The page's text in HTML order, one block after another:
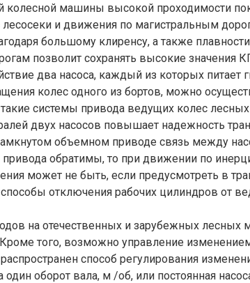
машины высокой проходимости
и движения по магистральным
большому клиренсу, а также
позволит сохранять высокие значения
два насоса, каждый из которых
колес одного из бортов, можно
такие системы привода ведущих колес
двух насосов повышает надежность
объемном приводе связь между
обратимы, то при движении по
может не быть, если предусмотреть в
отключения рабочих цилиндров от
на отечественных и зарубежных
того, возможно управление
способ регулирования
оборот вала, м /об, или постоянная